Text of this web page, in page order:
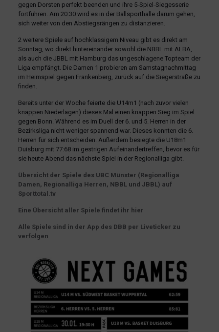
gegen Dorsten perfekt beenden und ihre 5-Spiel-Siegesserie
fortführen. Am 20:30 wird es in der Ballsporthalle darum gehen,
sich weiter von den Abstiegsrängen zu distanzieren.
2 weitere Spiele auf hochklassigem Niveau gibt es direkt am
Sonntag, wo direkt hintereinander sowohl die NBBL mit ALBA,
als auch die JBBL mit Hamburg das ungeschlagene Topteam der
Liga empfängt. Die Damen 1 probieren am Samstagnachmittag
im Heimspiel gegen Frankenberg, zurück auf die Siegerstraße zu
finden.
Bereits unter der Woche feierte die U14m1 (nach zuvor vielen
knappen Niederlagen) dieses Mal einen knappen Sieg im Spiel
gegen Bonn. Während es im Duell der 6. und 5. Herren in der
Bezirksliga nicht weniger spannend war. Dieses konnten die 6.
Herren für sich entscheiden. Außerdem besiegte die U18m1
Duisburg mit 77:68 im gestrigen Aufeinandertreffen, bevor es für
sie heute Abend das nächste Spiel in der Regionalliga gibt.
Übersicht der Spiele des UBC Münster (Regionalliga
Damen, Regionalliga Herren, NBBL und JBBL) auf
Sporttotal.tv
Eine Übersicht aller Spiele findet ihr hier
Alle Spiele sind in der App des DBB per Liveticker zu
verfolgen